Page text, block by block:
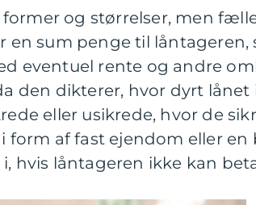
og størrelser, men
en sum penge til låntageren,
eventuel rente og andre
den dikterer, hvor dyrt lånet
eller usikrede, hvor de
form af fast ejendom eller en
hvis låntageren ikke kan